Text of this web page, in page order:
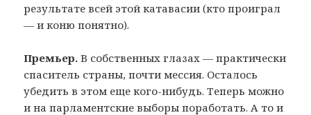
результате всей этой катавасии (кто проиграл
— и коню понятно).
Премьер.В собственных глазах — практически
спаситель страны, почти мессия. Осталось
убедить в этом еще кого-нибудь. Теперь можно
и на парламентские выборы поработать. А то и